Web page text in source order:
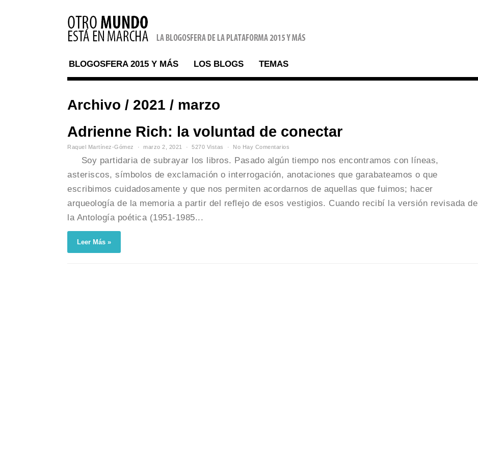
BLOGOSFERA 2015 Y MÁS LOS BLOGS TEMAS
Archivo / 2021 / marzo
Adrienne Rich: la voluntad de conectar
Raquel Martínez-Gómez marzo 2, 2021 5270 Vistas No Hay Comentarios
Soy partidaria de subrayar los libros. Pasado algún tiempo nos encontramos con líneas,
asteriscos, símbolos de exclamación o interrogación, anotaciones que garabateamos o que
escribimos cuidadosamente y que nos permiten acordarnos de aquellas que fuimos; hacer
arqueología de la memoria a partir del reflejo de esos vestigios. Cuando recibí la versión revisada de
la Antología poética (1951-1985...
Leer Más »